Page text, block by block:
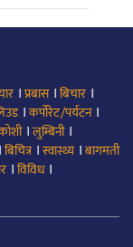
।प्रबास।बिचार ।
।कर्पोरेट/पर्यटन।
।लुम्बिनी।
।बिचित्र।स्वास्थ्य ।बागमती
।विविध।